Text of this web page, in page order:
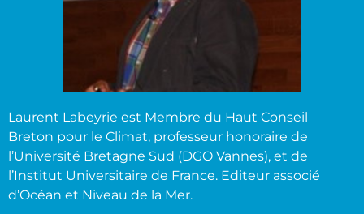
Laurent Labeyrie est Membre du Haut Conseil
Breton pour le Climat, professeur honoraire de
l’Université Bretagne Sud (DGO Vannes), et de
l’Institut Universitaire de France. Editeur associé
d’Océan et Niveau de la Mer.